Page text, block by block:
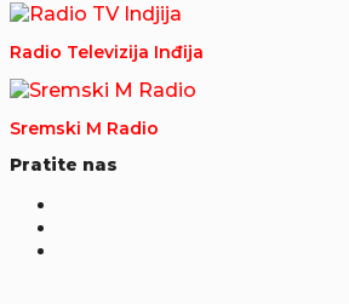
Radio Televizija Inđija
Sremski M Radio
Pratite nas